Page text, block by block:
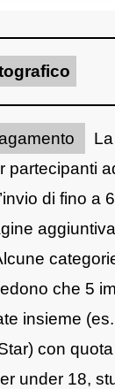
partecipanti
di fino a
che 5
insieme
con
under 18,